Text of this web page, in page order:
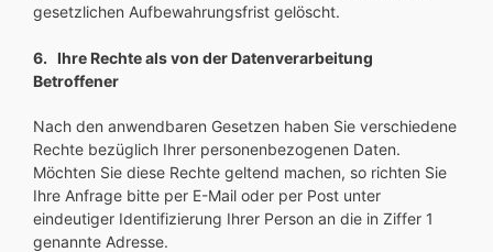
gesetzlichen Aufbewahrungsfrist gelöscht.
6. Ihre Rechte als von der Datenverarbeitung
Betroffener
Nach den anwendbaren Gesetzen haben Sie verschiedene
Rechte bezüglich Ihrer personenbezogenen Daten.
Möchten Sie diese Rechte geltend machen, so richten Sie
Ihre Anfrage bitte per E-Mail oder per Post unter
eindeutiger Identifizierung Ihrer Person an die in Ziffer 1
genannte Adresse.